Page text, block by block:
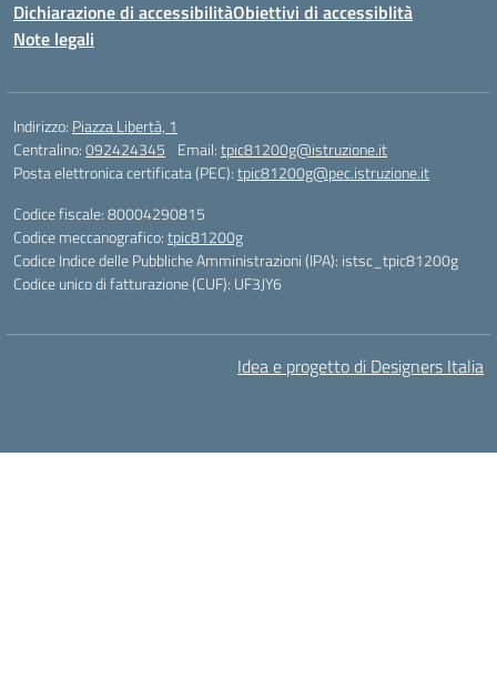
Dichiarazione di accessibilitàObiettivi di accessiblità
Note legali
Indirizzo: Piazza Libertà, 1
Centralino:092424345 Email:tpic81200g@istruzione.it
Posta elettronica certificata (PEC):tpic81200g@pec.istruzione.it
Codice fiscale: 80004290815
Codice meccanografico:tpic81200g
Codice Indice delle Pubbliche Amministrazioni (IPA): istsc_tpic81200g
Codice unico di fatturazione (CUF): UF3JY6
Idea e progetto di Designers Italia